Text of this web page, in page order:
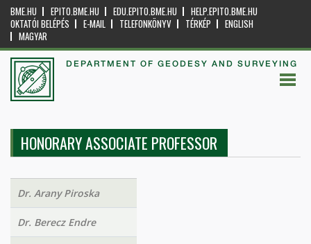
BME.HU EPITO.BME.HU EDU.EPITO.BME.HU
HELP.EPITO.BME.HU
OKTATÓI BELÉPÉS
E-MAIL TELEFONKÖNYV TÉRKÉP
ENGLISH
MAGYAR
DEPARTMENT OF GEODESY AND SURVEYING
HONORARY ASSOCIATE PROFESSOR
Dr. Arany Piroska
Dr. Berecz Endre